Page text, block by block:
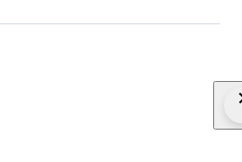
Peso: 163 gr Resistencia
(PVP): 10500€